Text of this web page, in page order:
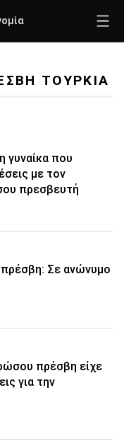
ΤΟΥΡΚΙΑ
γυναίκα που
με τον
πρεσβευτή
Σε ανώνυμο
πρέσβη είχε
για την